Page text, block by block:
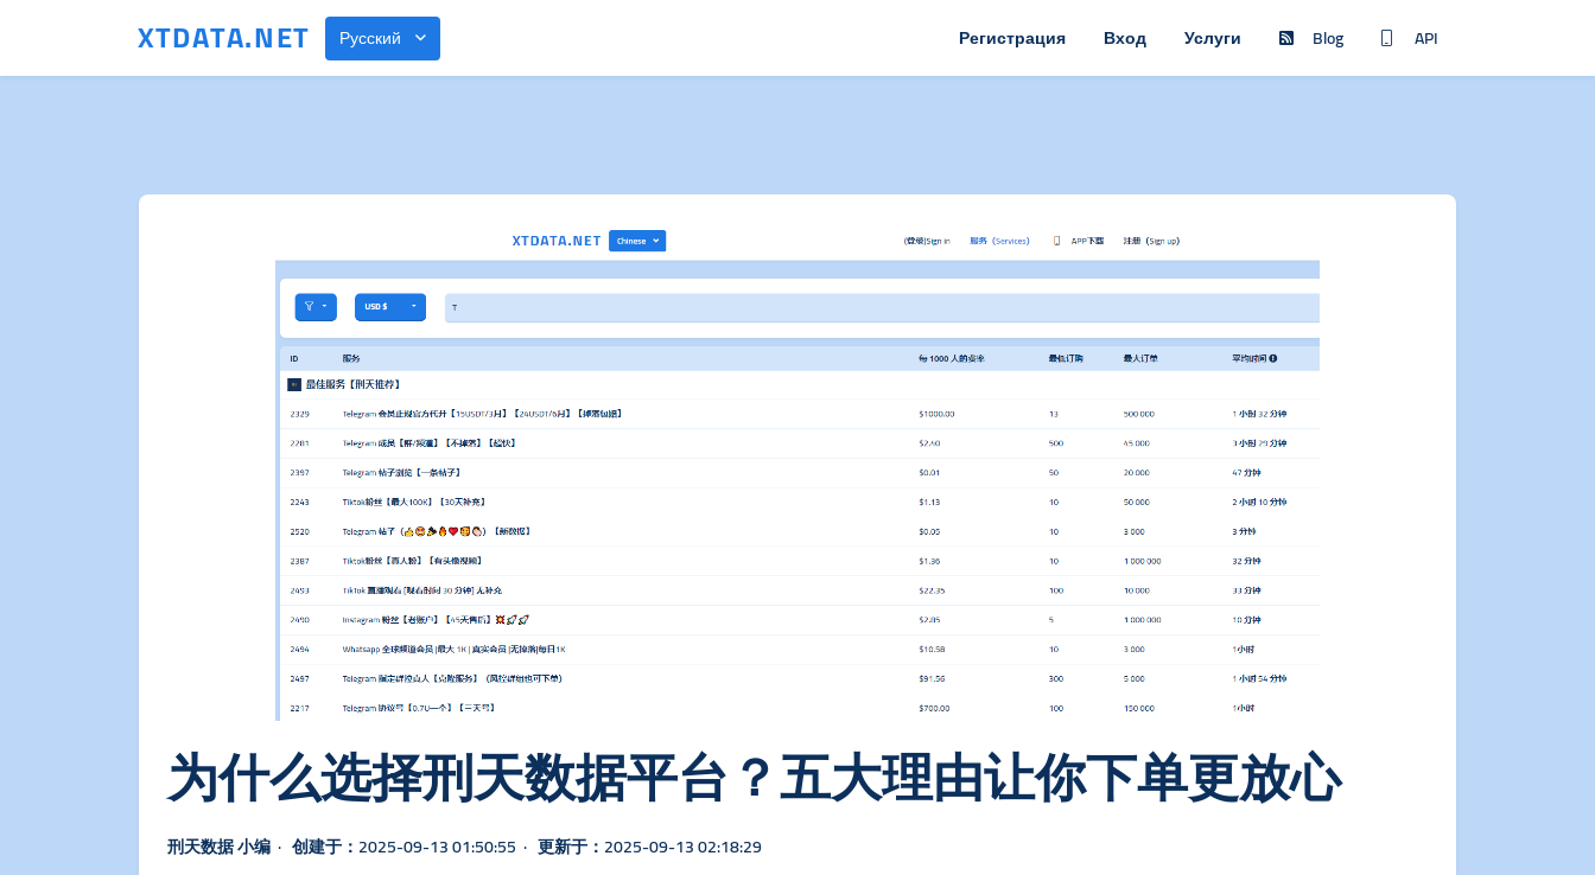
XTDATA.NET Русский Регистрация Вход Услуги Blog API
为什么选择刑天数据平台？五大理由让你下单更放心
刑天数据 小编 · 创建于：2025-09-13 01:50:55 · 更新于：2025-09-13 02:18:29